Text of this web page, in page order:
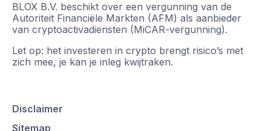
BLOX B.V. beschikt over een vergunning van de
Autoriteit Financiële Markten (AFM) als aanbieder
van cryptoactivadiensten (MiCAR-vergunning).
Let op: het investeren in crypto brengt risico’s met
zich mee, je kan je inleg kwijtraken.
Disclaimer
Sitemap